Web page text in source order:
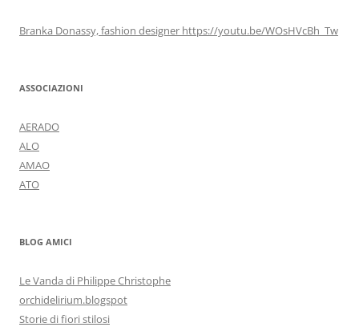
Branka Donassy, fashion designer https://youtu.be/WOsHVcBh_Tw
ASSOCIAZIONI
AERADO
ALO
AMAO
ATO
BLOG AMICI
Le Vanda di Philippe Christophe
orchidelirium.blogspot
Storie di fiori stilosi